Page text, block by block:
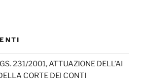
231/2001, ATTUAZIONE DELL’AI
CORTE DEI CONTI